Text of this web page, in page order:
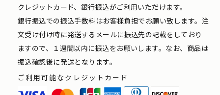
クレジットカード、銀行振込がご利用いただけます。
銀行振込での振込手数料はお客様負担でお願い致します。注
文受け付け時に発送するメールに振込先の記載をしており
ますので、１週間以内に振込をお願いします。なお、商品は
振込確認後に発送となります。
ご利用可能なクレジットカード